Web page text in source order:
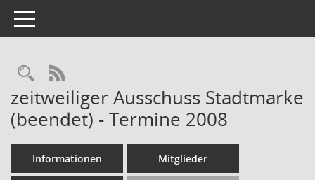
Toggle navigation
Rechercheauswahl
RSS-Feed
zeitweiliger Ausschuss Stadtmarke
(beendet) - Termine 2008
Informationen Mitglieder